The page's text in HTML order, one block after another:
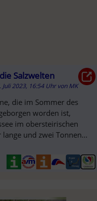
Salzwelten
Juli 2023, 16:54 Uhr vonMK
die im Sommer des
worden ist,
im obersteirischen
und zwei Tonnen